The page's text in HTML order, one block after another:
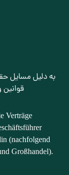
به دلیل مسایل
قوانین
Verträge
(nachfolgend
Großhandel).